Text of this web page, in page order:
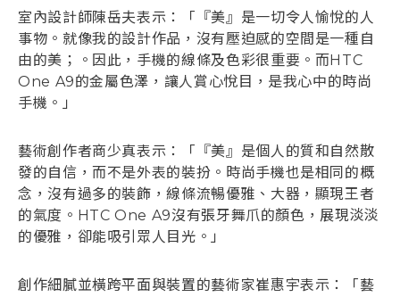
室內設計師陳岳夫表示：「『美』是一切令人愉悅的人
事物。就像我的設計作品，沒有壓迫感的空間是一種自
由的美；。因此，手機的線條及色彩很重要。而HTC
One A9的金屬色澤，讓人賞心悅目，是我心中的時尚
手機。」
藝術創作者商少真表示：「『美』是個人的質和自然散
發的自信，而不是外表的裝扮。時尚手機也是相同的概
念，沒有過多的裝飾，線條流暢優雅、大器，顯現王者
的氣度。HTC One A9沒有張牙舞爪的顏色，展現淡淡
的優雅，卻能吸引眾人目光。」
創作細膩並橫跨平面與裝置的藝術家崔惠宇表示：「藝